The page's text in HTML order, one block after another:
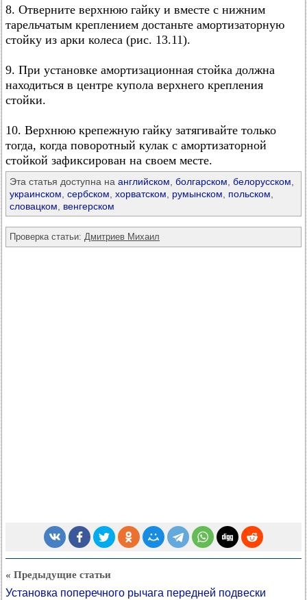
8. Отверните верхнюю гайку и вместе с нижним
тарельчатым креплением достаньте амортизаторную
стойку из арки колеса (рис. 13.11).
9. При установке амортизационная стойка должна
находиться в центре купола верхнего крепления
стойки.
10. Верхнюю крепежную гайку затягивайте только
тогда, когда поворотный кулак с амортизаторной
стойкой зафиксирован на своем месте.
Эта статья доступна на английском, болгарском, белорусском,
украинском, сербском, хорватском, румынском, польском,
словацком, венгерском
Проверка статьи: Дмитриев Михаил
« Предыдущие статьи
Установка поперечного рычага передней подвески